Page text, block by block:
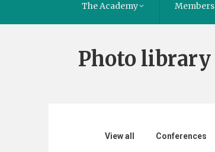
The Academy Members
Photo library
View all Conferences